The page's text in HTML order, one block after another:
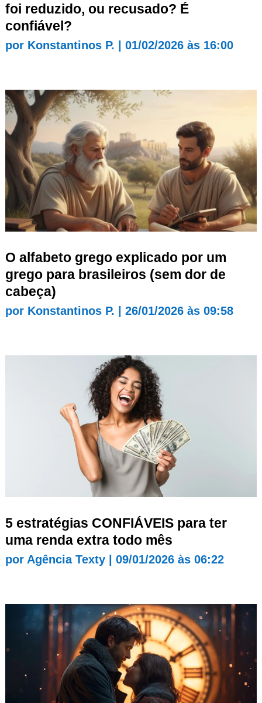
foi reduzido, ou recusado? É
confiável?
por Konstantinos P. 01/02/2026 às 16:00
O alfabeto grego explicado por um
grego para brasileiros (sem dor de
cabeça)
por Konstantinos P. 26/01/2026 às 09:58
5 estratégias CONFIÁVEIS para ter
uma renda extra todo mês
por Agência Texty| 09/01/2026 às 06:22